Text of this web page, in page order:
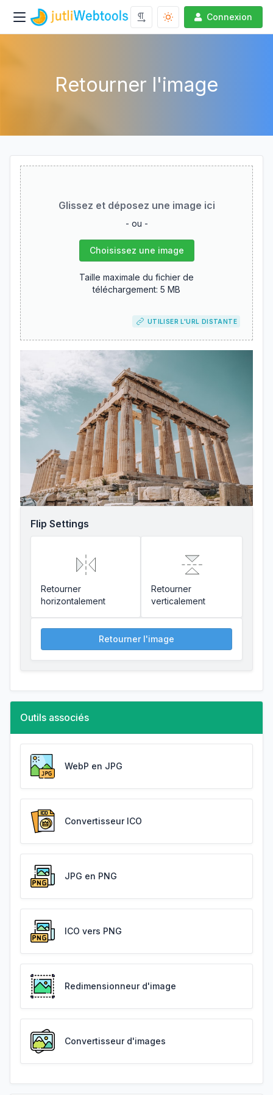
Connexion
Retourner l'image
Glissez et déposez une image ici
- ou -
Choisissez une image
Taille maximale du fichier de
téléchargement: 5 MB
UTILISER L'URL DISTANTE
Flip Settings
Retourner
horizontalement
Retourner
verticalement
Retourner l'image
Outils associés
WebP en JPG
Convertisseur ICO
JPG en PNG
ICO vers PNG
Redimensionneur d'image
Convertisseur d'images